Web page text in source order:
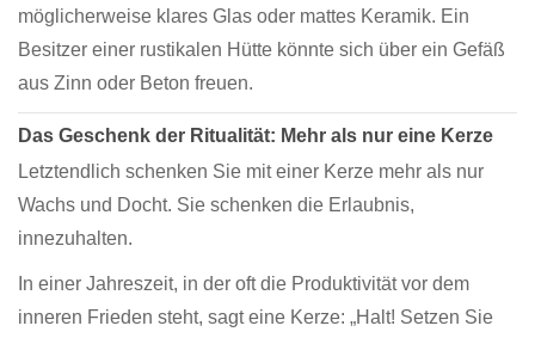
möglicherweise klares Glas oder mattes Keramik. Ein
Besitzer einer rustikalen Hütte könnte sich über ein Gefäß
aus Zinn oder Beton freuen.
Das Geschenk der Ritualität: Mehr als nur eine Kerze
Letztendlich schenken Sie mit einer Kerze mehr als nur
Wachs und Docht. Sie schenken die Erlaubnis,
innezuhalten.
In einer Jahreszeit, in der oft die Produktivität vor dem
inneren Frieden steht, sagt eine Kerze: „Halt! Setzen Sie